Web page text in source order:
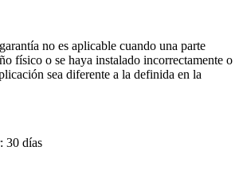
no es aplicable cuando una parte
físico o se haya instalado incorrectamente o
sea diferente a la definida en la
30 días